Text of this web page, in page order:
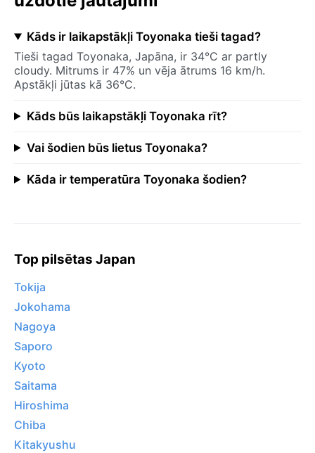
Kāds ir laikapstākļi Toyonaka tieši tagad?
Tieši tagad Toyonaka, Japāna, ir 34°C ar partly
cloudy. Mitrums ir 47% un vēja ātrums 16 km/h.
Apstākļi jūtas kā 36°C.
Kāds būs laikapstākļi Toyonaka rīt?
Vai šodien būs lietus Toyonaka?
Kāda ir temperatūra Toyonaka šodien?
Top pilsētas Japan
Tokija
Jokohama
Nagoya
Saporo
Kyoto
Saitama
Hiroshima
Chiba
Kitakyushu